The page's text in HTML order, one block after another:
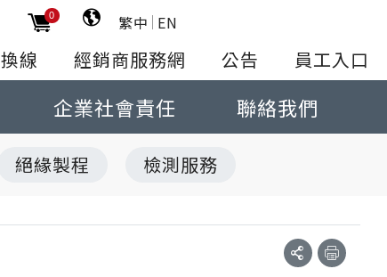
0 繁中 EN
線 經銷商服務網 公告 員工入口
企業社會責任 聯絡我們
絕緣製程 檢測服務